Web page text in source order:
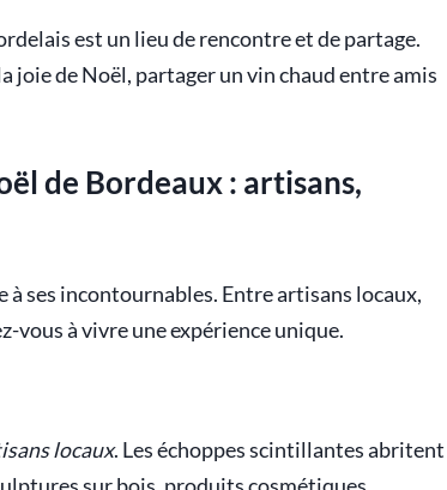
est un lieu de rencontre et de partage.
joie de Noël, partager un vin chaud entre amis
de Bordeaux : artisans,
à ses incontournables. Entre artisans locaux,
vous à vivre une expérience unique.
locaux. Les échoppes scintillantes abritent